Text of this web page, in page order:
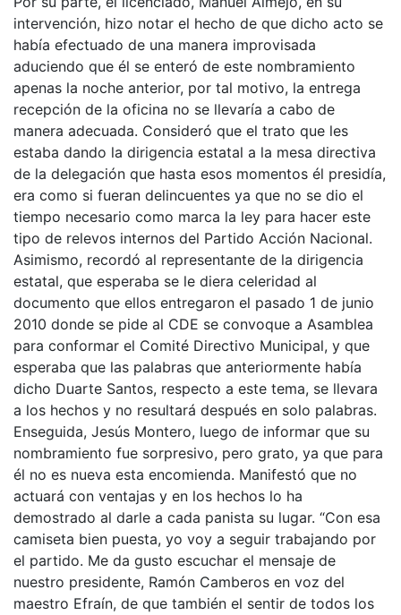
intervención, hizo notar el hecho de que dicho acto se
había efectuado de una manera improvisada
aduciendo que él se enteró de este nombramiento
apenas la noche anterior, por tal motivo, la entrega
recepción de la oficina no se llevaría a cabo de
manera adecuada. Consideró que el trato que les
estaba dando la dirigencia estatal a la mesa directiva
de la delegación que hasta esos momentos él presidía,
era como si fueran delincuentes ya que no se dio el
tiempo necesario como marca la ley para hacer este
tipo de relevos internos del Partido Acción Nacional.
Asimismo, recordó al representante de la dirigencia
estatal, que esperaba se le diera celeridad al
documento que ellos entregaron el pasado 1 de junio
2010 donde se pide al CDE se convoque a Asamblea
para conformar el Comité Directivo Municipal, y que
esperaba que las palabras que anteriormente había
dicho Duarte Santos, respecto a este tema, se llevara
a los hechos y no resultará después en solo palabras.
Enseguida, Jesús Montero, luego de informar que su
nombramiento fue sorpresivo, pero grato, ya que para
él no es nueva esta encomienda. Manifestó que no
actuará con ventajas y en los hechos lo ha
demostrado al darle a cada panista su lugar. “Con esa
camiseta bien puesta, yo voy a seguir trabajando por
el partido. Me da gusto escuchar el mensaje de
nuestro presidente, Ramón Camberos en voz del
maestro Efraín, de que también el sentir de todos los